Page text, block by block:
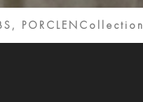
PORCLENCollection